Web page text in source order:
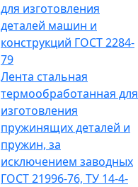
для изготовления
деталей машин и
конструкций ГОСТ 2284-
79
Лента стальная
термообработанная для
изготовления
пружинящих деталей и
пружин, за
исключением заводных
ГОСТ 21996-76, ТУ 14-4-